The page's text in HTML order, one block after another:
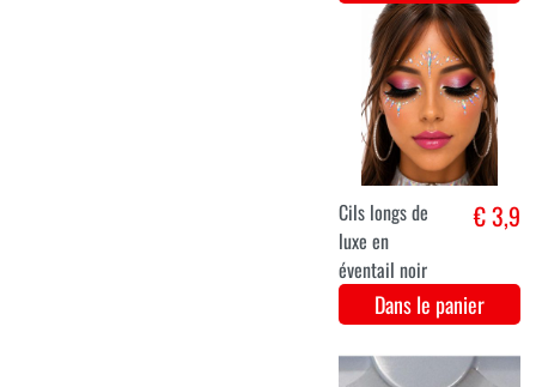
Dans le panier
Maquillage
Peau Affreuse
Dans le panier